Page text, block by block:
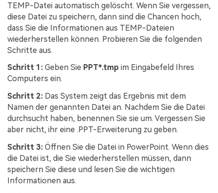
TEMP-Datei automatisch gelöscht. Wenn Sie vergessen,
diese Datei zu speichern, dann sind die Chancen hoch,
dass Sie die Informationen aus TEMP-Dateien
wiederherstellen können. Probieren Sie die folgenden
Schritte aus.
Schritt 1: Geben Sie PPT*.tmp im Eingabefeld Ihres
Computers ein.
Schritt 2: Das System zeigt das Ergebnis mit dem
Namen der genannten Datei an. Nachdem Sie die Datei
durchsucht haben, benennen Sie sie um. Vergessen Sie
aber nicht, ihr eine .PPT-Erweiterung zu geben.
Schritt 3: Öffnen Sie die Datei in PowerPoint. Wenn dies
die Datei ist, die Sie wiederherstellen müssen, dann
speichern Sie diese und lesen Sie die wichtigen
Informationen aus.